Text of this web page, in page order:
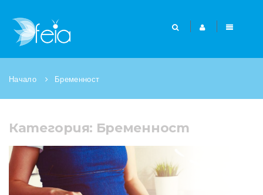
Начало Бременност
Категория: Бременност